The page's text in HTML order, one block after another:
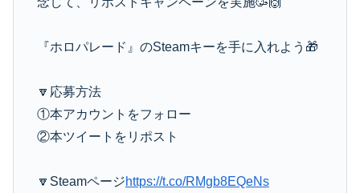
『ホロパレード』のSteamキーを手に入れよう🎁
🔽応募方法
①本アカウントをフォロー
②本ツイートをリポスト
🔽Steamページhttps://t.co/RMgb8EQeNs